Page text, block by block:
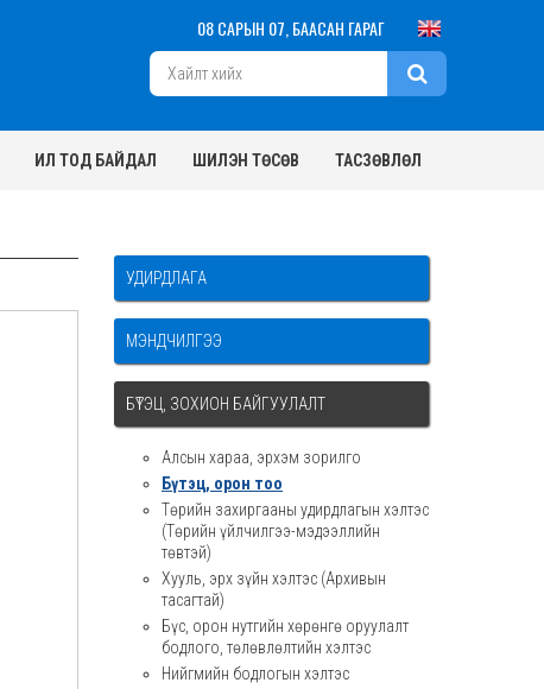
08 САРЫН 07, БААСАН ГАРАГ
ИЛ ТОД БАЙДАЛ ШИЛЭН ТӨСӨВ ТАСЗӨВЛӨЛ
УДИРДЛАГА
МЭНДЧИЛГЭЭ
БҮТЭЦ, ЗОХИОН БАЙГУУЛАЛТ
Алсын хараа, эрхэм зорилго
Бүтэц, орон тоо
Төрийн захиргааны удирдлагын хэлтэс
(Төрийн үйлчилгээ-мэдээллийн
төвтэй)
Хууль, эрх зүйн хэлтэс (Архивын
тасагтай)
Бүс, орон нутгийн хөрөнгө оруулалт
бодлого, төлөвлөлтийн хэлтэс
Нийгмийн бодлогын хэлтэс